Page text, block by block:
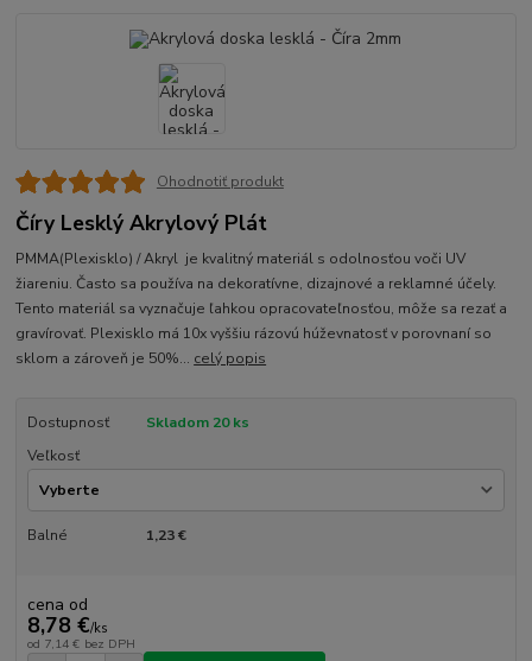
Ohodnotiť produkt
Číry Lesklý Akrylový Plát
PMMA(Plexisklo) / Akryl je kvalitný materiál s odolnosťou voči UV
žiareniu. Často sa používa na dekoratívne, dizajnové a reklamné účely.
Tento materiál sa vyznačuje ľahkou opracovateľnosťou, môže sa rezať a
gravírovať. Plexisklo má 10x vyššiu rázovú húževnatosť v porovnaní so
sklom a zároveň je 50%... celý popis
Dostupnosť
Skladom 20 ks
Veľkosť
Balné 1,23 €
cena od
8,78 €/ks
od 7,14 € bez DPH